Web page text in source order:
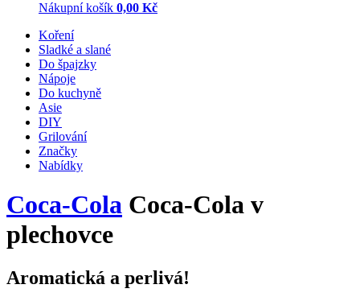
Nákupní košík 0,00 Kč
Koření
Sladké a slané
Do špajzky
Nápoje
Do kuchyně
Asie
DIY
Grilování
Značky
Nabídky
Coca‑Cola Coca-Cola v
plechovce
Aromatická a perlivá!